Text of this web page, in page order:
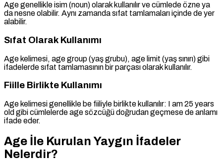
Age genellikle isim (noun) olarak kullanılır ve cümlede özne ya
da nesne olabilir. Aynı zamanda sıfat tamlamaları içinde de yer
alabilir.
Sıfat Olarak Kullanımı
Age kelimesi, age group (yaş grubu), age limit (yaş sınırı) gibi
ifadelerde sıfat tamlamasının bir parçası olarak kullanılır.
Fiille Birlikte Kullanımı
Age kelimesi genellikle be fiiliyle birlikte kullanılır: I am 25 years
old gibi cümlelerde age sözcüğü doğrudan geçmese de anlamı
ifade eder.
Age İle Kurulan Yaygın İfadeler
Nelerdir?